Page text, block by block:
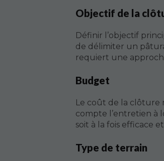
Objectif de la
Définir l’objectif
de délimiter un
requiert une
Budget
Le coût de la clôture
compte l’entretien à
soit à la fois efficace
Type de terrain